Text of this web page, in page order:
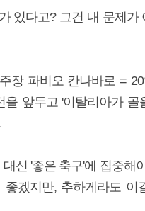
있다고? 그건 내 문제가
장 파비오 칸나바로 =
을 앞두고 '이탈리아가 골
신 '좋은 축구'에 집중해
좋겠지만, 추하게라도 이